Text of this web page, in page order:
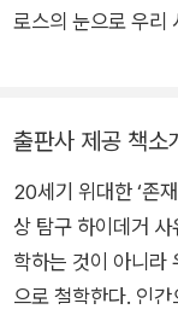
로스의 눈으로 우리
체의 어두운 사상 세
지의 드라마》, 정신
기와 천재: 루소부터
다. 이 밖에 《필로소
《생각의 요새: 사유
학: 김상봉과 고명섭
출판사 제공 책소
20세기 위대한 ‘존
상 탐구 하이데거 사유의 폭풍 속으로 들어가다 “우리는 가끔 철
학하는 것이 아니라
으로 철학한다. 인간으로서 존재한다는 것은 철학한다는 것을 의